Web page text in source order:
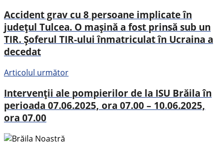
Accident grav cu 8 persoane implicate în
județul Tulcea. O mașină a fost prinsă sub un
TIR. Șoferul TIR-ului înmatriculat în Ucraina a
decedat
Articolul următor
Intervenții ale pompierilor de la ISU Brăila în
perioada 07.06.2025, ora 07.00 – 10.06.2025,
ora 07.00